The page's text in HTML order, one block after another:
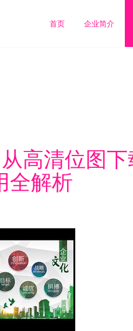
首页 企业简介
高清位图下
全解析